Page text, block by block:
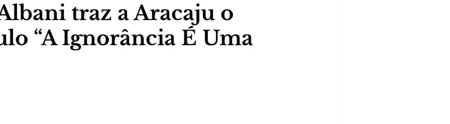
traz a Aracaju o
“A Ignorância É Uma